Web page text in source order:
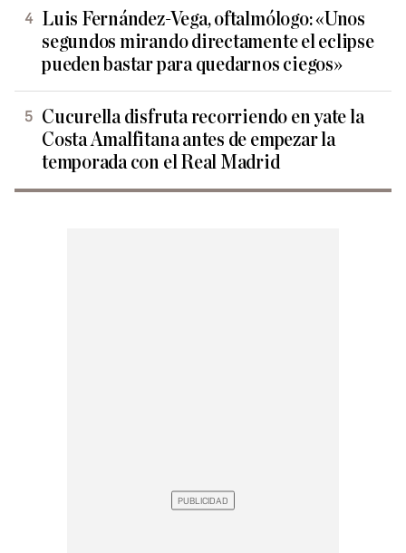
Luis Fernández-Vega, oftalmólogo: «Unos
segundos mirando directamente el eclipse
pueden bastar para quedarnos ciegos»
Cucurella disfruta recorriendo en yate la
Costa Amalfitana antes de empezar la
temporada con el Real Madrid